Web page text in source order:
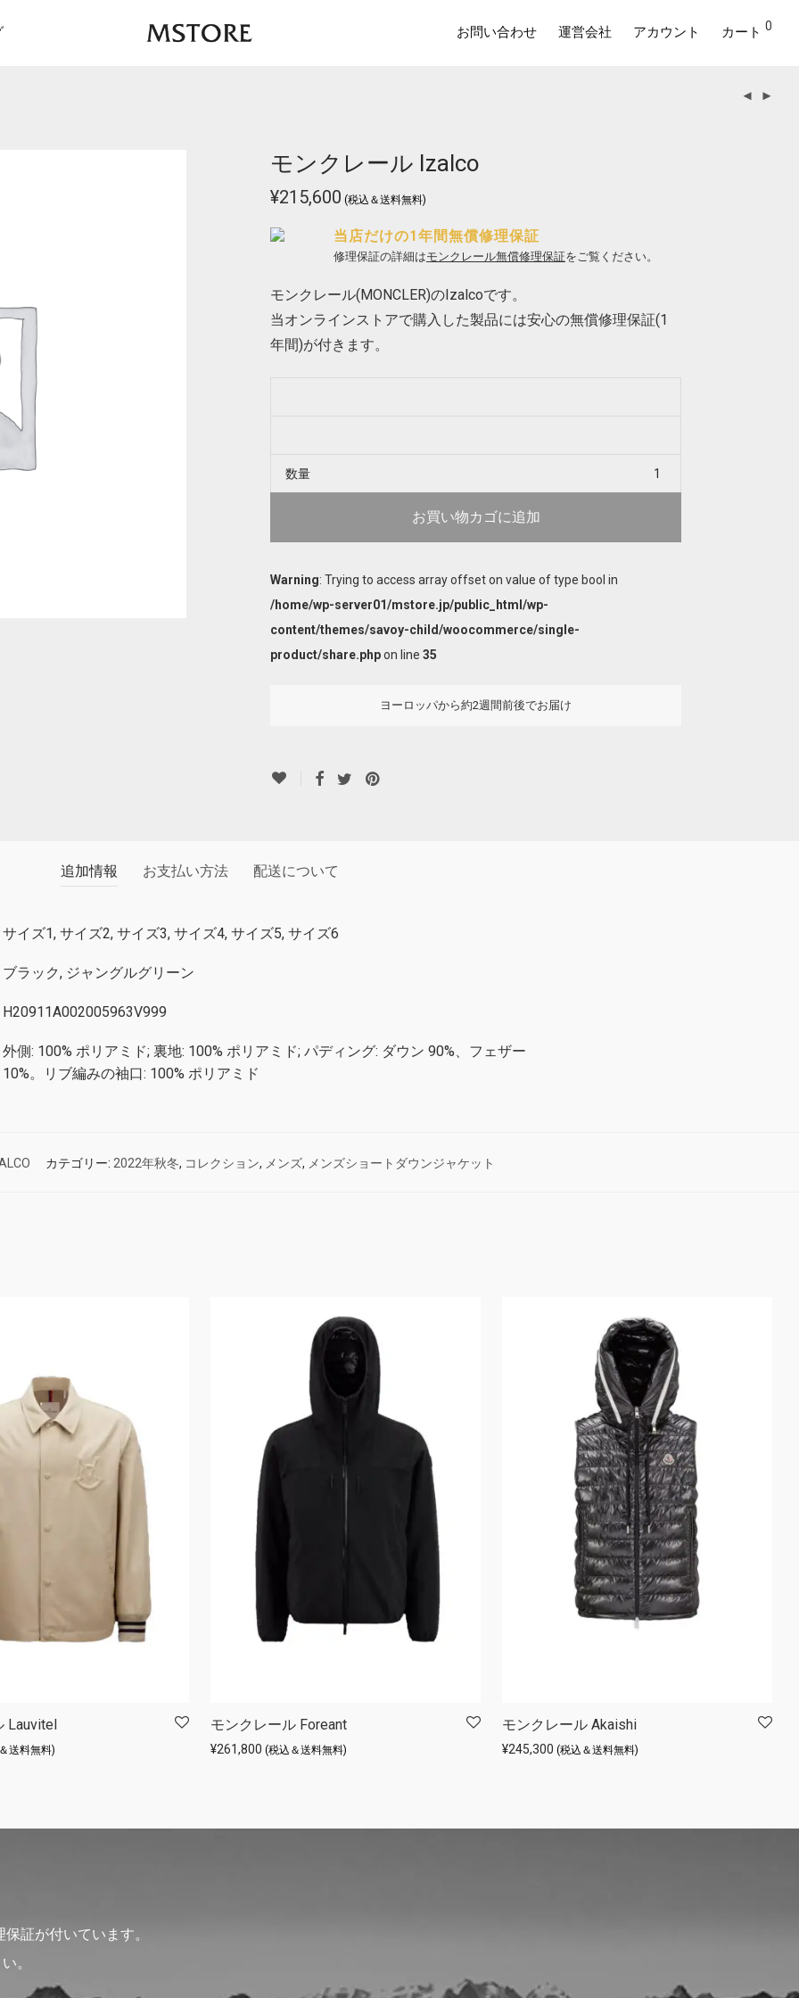
お問い合わせ 運営会社 アカウント カート 0
モンクレール Izalco
¥215,600 (税込＆送料無料)
当店だけの1年間無償修理保証
修理保証の詳細はモンクレール無償修理保証をご覧ください。
モンクレール(MONCLER)のIzalcoです。
当オンラインストアで購入した製品には安心の無償修理保証(1
年間)が付きます。
数量
お買い物カゴに追加
Warning: Trying to access array offset on value of type bool in
/home/wp-server01/mstore.jp/public_html/wp-
content/themes/savoy-child/woocommerce/single-
product/share.phpon line 35
ヨーロッパから約2週間前後でお届け
追加情報 お支払い方法 配送について
サイズ1, サイズ2, サイズ3, サイズ4, サイズ5, サイズ6
ブラック, ジャングルグリーン
H20911A002005963V999
外側: 100% ポリアミド; 裏地: 100% ポリアミド; パディング: ダウン 90%、フェザー
10%。リブ編みの袖口: 100% ポリアミド
カテゴリー: 2022年秋冬, コレクション, メンズ, メンズショートダウンジャケット
Lauvitel
送料無料)
モンクレール Foreant
¥261,800 (税込＆送料無料)
モンクレール Akaishi
¥245,300 (税込＆送料無料)
証が付いています。
。